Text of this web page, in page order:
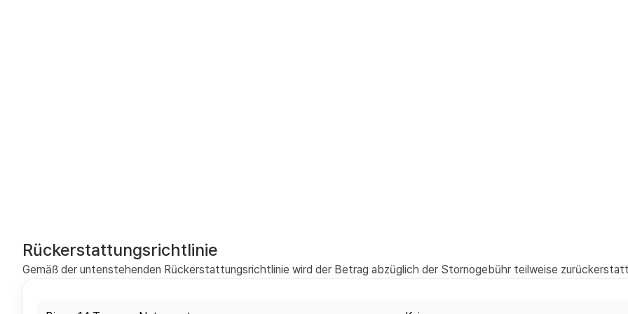
Rückerstattungsrichtlinie
Gemäß der untenstehenden Rückerstattungsrichtlinie wird der Betrag abzüglich der Stornogebühr teilweise